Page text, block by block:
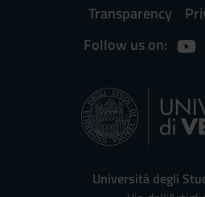
Transparency
Follow us on:
Università degli